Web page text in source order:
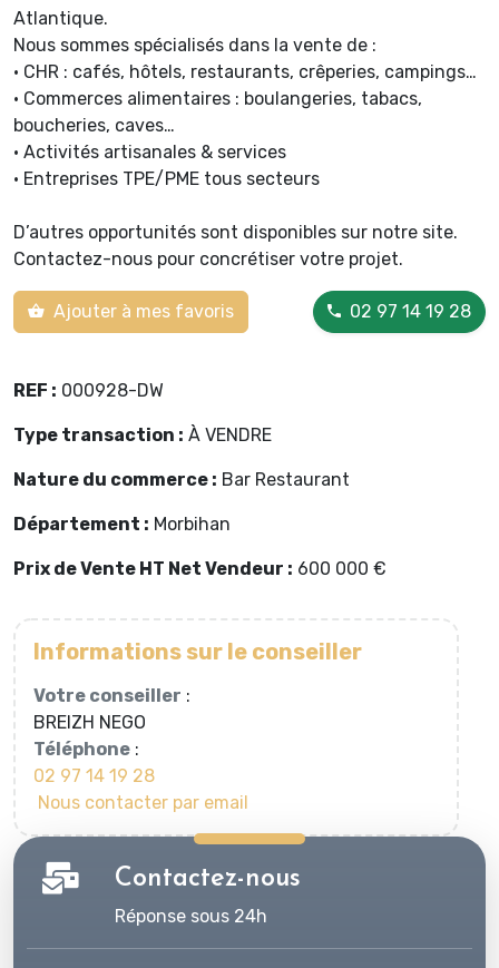
Atlantique.
Nous sommes spécialisés dans la vente de :
• CHR : cafés, hôtels, restaurants, crêperies, campings…
• Commerces alimentaires : boulangeries, tabacs,
boucheries, caves…
• Activités artisanales & services
• Entreprises TPE/PME tous secteurs
D’autres opportunités sont disponibles sur notre site.
Contactez-nous pour concrétiser votre projet.
Ajouter à mes favoris 02 97 14 19 28
REF : 000928-DW
Type transaction : À VENDRE
Nature du commerce : Bar Restaurant
Département : Morbihan
Prix de Vente HT Net Vendeur : 600 000 €
Informations sur le conseiller
Votre conseiller :
BREIZH NEGO
Téléphone :
02 97 14 19 28
Nous contacter par email
Contactez-nous
Réponse sous 24h